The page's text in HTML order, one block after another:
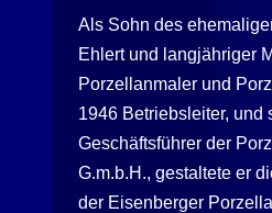
Als Sohn des
Ehlert und langjähriger
Porzellanmaler und
1946 Betriebsleiter, und
Geschäftsführer der
G.m.b.H., gestaltete er
der Eisenberger